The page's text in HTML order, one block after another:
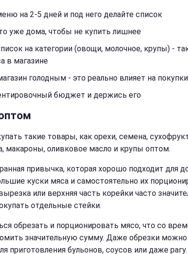
на 2-5 дней и под него делайте список
уже дома, чтобы не купить лишнее
на категории (овощи, молочное, крупы) -
в магазине
голодным - это реально влияет на покупки
бюджет и держись его
такие товары, как орехи, семена,
макароны, оливковое масло и крупы оптом.
привычка, которая хорошо подходит для
куски мяса и самостоятельно их
или верхняя часть корейки часто
отдельные стейки.
обрезать и порционировать мясо, что со
значительную сумму. Даже обрезки можно
приготовления бульонов, соусов или даже рагу.